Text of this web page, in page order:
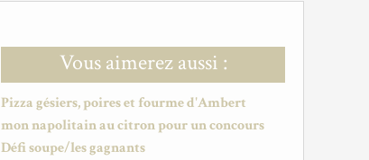
Vous aimerez aussi :
Pizza gésiers, poires et fourme d'Ambert
mon napolitain au citron pour un concours
Défi soupe/les gagnants